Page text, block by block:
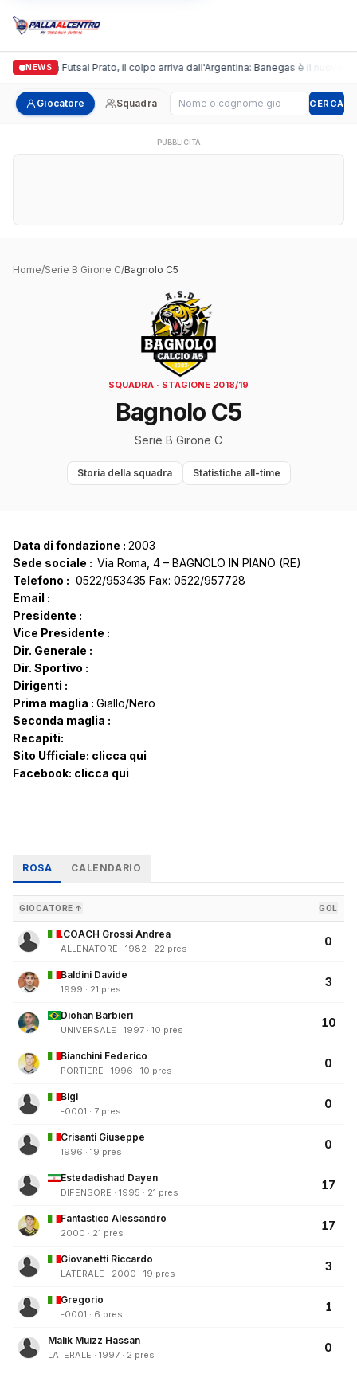
NEWS
Italgronda Futsal Prato, il colpo arriva dall'Argentina: Banegas è il nuovo
Giocatore Squadra Cerca giocatore CERCA
PUBBLICITÀ
Home/Serie B Girone C/Bagnolo C5
SQUADRA · STAGIONE 2018/19
Bagnolo C5
Serie B Girone C
Storia della squadra Statistiche all-time
Data di fondazione : 2003
Sede sociale : Via Roma, 4 – BAGNOLO IN PIANO (RE)
Telefono : 0522/953435 Fax: 0522/957728
Email :
Presidente :
Vice Presidente :
Dir. Generale :
Dir. Sportivo :
Dirigenti :
Prima maglia : Giallo/Nero
Seconda maglia :
Recapiti:
Sito Ufficiale: clicca qui
Facebook: clicca qui
ROSA CALENDARIO
GIOCATORE ↑ GOL
.COACH Grossi Andrea
ALLENATORE · 1982 · 22 pres
0
Baldini Davide
1999 · 21 pres
3
Diohan Barbieri
UNIVERSALE · 1997 · 10 pres
10
Bianchini Federico
PORTIERE · 1996 · 10 pres
0
Bigi
-0001 · 7 pres
0
Crisanti Giuseppe
1996 · 19 pres
0
Estedadishad Dayen
DIFENSORE · 1995 · 21 pres
17
Fantastico Alessandro
2000 · 21 pres
17
Giovanetti Riccardo
LATERALE · 2000 · 19 pres
3
Gregorio
-0001 · 6 pres
1
Malik Muizz Hassan
LATERALE · 1997 · 2 pres
0